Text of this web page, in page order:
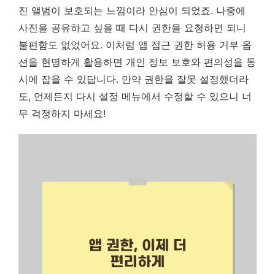
진 앨범이 보호되는 느낌이라 안심이 되었죠. 나중에
사진을 공유하고 싶을 때 다시 권한을 요청하면 되니
불편함도 없었어요. 이처럼 앱 접근 권한 허용 거부 옵
션을 현명하게 활용하면 개인 정보 보호와 편의성을 동
시에 잡을 수 있답니다. 만약 권한을 잘못 설정했더라
도, 언제든지 다시 설정 메뉴에서 수정할 수 있으니 너
무 걱정하지 마세요!